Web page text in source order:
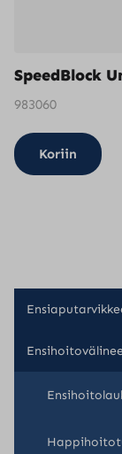
SpeedBlock
983060
Koriin